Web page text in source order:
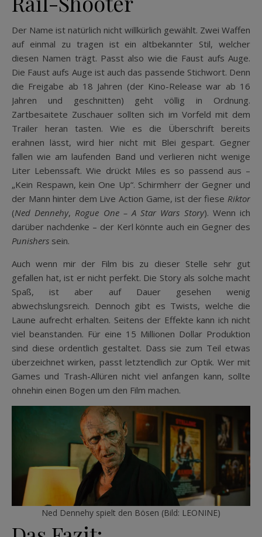
Der Name ist natürlich nicht willkürlich gewählt. Zwei Waffen
auf einmal zu tragen ist ein altbekannter Stil, welcher
diesen Namen trägt. Passt also wie die Faust aufs Auge.
Die Faust aufs Auge ist auch das passende Stichwort. Denn
die Freigabe ab 18 Jahren (der Kino-Release war ab 16
Jahren und geschnitten) geht völlig in Ordnung.
Zartbesaitete Zuschauer sollten sich im Vorfeld mit dem
Trailer heran tasten. Wie es die Überschrift bereits
erahnen lässt, wird hier nicht mit Blei gespart. Gegner
fallen wie am laufenden Band und verlieren nicht wenige
Liter Lebenssaft. Wie drückt Miles es so passend aus –
„Kein Respawn, kein One Up“. Schirmherr der Gegner und
der Mann hinter dem Live Action Game, ist der fiese Riktor
(Ned Dennehy, Rogue One – A Star Wars Story). Wenn ich
darüber nachdenke – der Kerl könnte auch ein Gegner des
Punishers sein.
Auch wenn mir der Film bis zu dieser Stelle sehr gut
gefallen hat, ist er nicht perfekt. Die Story als solche macht
Spaß, ist aber auf Dauer gesehen wenig
abwechslungsreich. Dennoch gibt es Twists, welche die
Laune aufrecht erhalten. Seitens der Effekte kann ich nicht
viel beanstanden. Für eine 15 Millionen Dollar Produktion
sind diese ordentlich gestaltet. Dass sie zum Teil etwas
überzeichnet wirken, passt letztendlich zur Optik. Wer mit
Games und Trash-Allüren nicht viel anfangen kann, sollte
ohnehin einen Bogen um den Film machen.
Ned Dennehy spielt den Bösen (Bild: LEONINE)